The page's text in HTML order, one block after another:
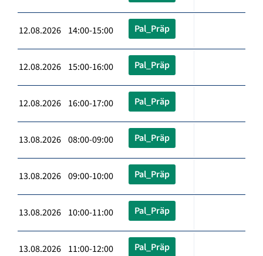
12.08.2026 14:00-15:00 Pal_Präp
12.08.2026 15:00-16:00 Pal_Präp
12.08.2026 16:00-17:00 Pal_Präp
13.08.2026 08:00-09:00 Pal_Präp
13.08.2026 09:00-10:00 Pal_Präp
13.08.2026 10:00-11:00 Pal_Präp
13.08.2026 11:00-12:00 Pal_Präp